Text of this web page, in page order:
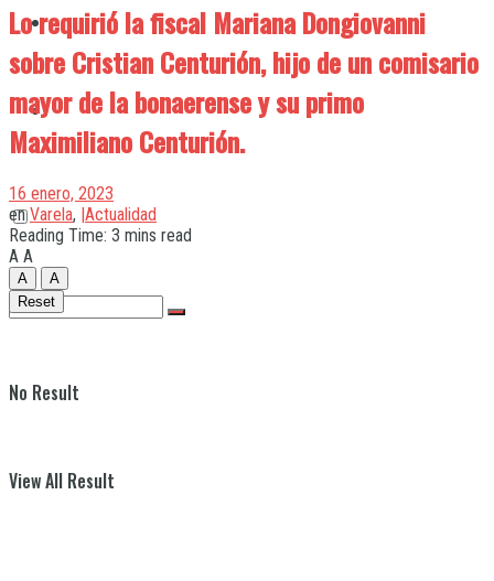
Quilmes
Varela
No Result
View All Result
Lo requirió la fiscal Mariana Dongiovanni
sobre Cristian Centurión, hijo de un comisario
mayor de la bonaerense y su primo
Maximiliano Centurión.
16 enero, 2023
en Varela, |Actualidad
Reading Time: 3 mins read
A A
A
A
Reset